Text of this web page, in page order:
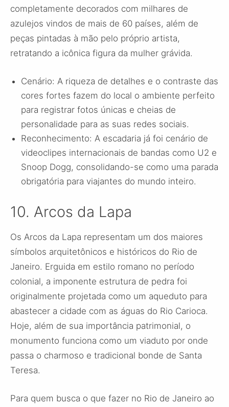
completamente decorados com milhares de
azulejos vindos de mais de 60 países, além de
peças pintadas à mão pelo próprio artista,
retratando a icônica figura da mulher grávida.
Cenário: A riqueza de detalhes e o contraste das
cores fortes fazem do local o ambiente perfeito
para registrar fotos únicas e cheias de
personalidade para as suas redes sociais.
Reconhecimento: A escadaria já foi cenário de
videoclipes internacionais de bandas como U2 e
Snoop Dogg, consolidando-se como uma parada
obrigatória para viajantes do mundo inteiro.
10. Arcos da Lapa
Os Arcos da Lapa representam um dos maiores
símbolos arquitetônicos e históricos do Rio de
Janeiro. Erguida em estilo romano no período
colonial, a imponente estrutura de pedra foi
originalmente projetada como um aqueduto para
abastecer a cidade com as águas do Rio Carioca.
Hoje, além de sua importância patrimonial, o
monumento funciona como um viaduto por onde
passa o charmoso e tradicional bonde de Santa
Teresa.
Para quem busca o que fazer no Rio de Janeiro ao